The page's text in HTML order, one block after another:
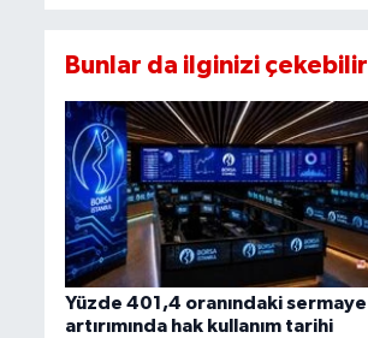
Bunlar da ilginizi çekebilir
Yüzde 401,4 oranındaki sermaye
artırımında hak kullanım tarihi